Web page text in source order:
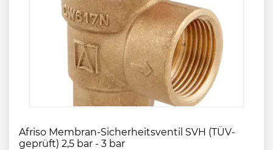
Afriso Membran-Sicherheitsventil SVH (TÜV-
geprüft) 2,5 bar - 3 bar